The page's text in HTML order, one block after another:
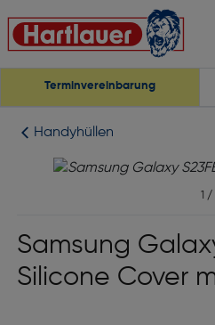
Terminvereinbarung
Handyhüllen
1 /
Samsung
Silicone Cover